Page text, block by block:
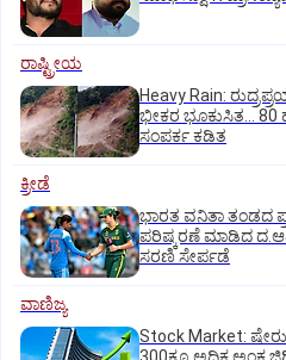
ರಾಷ್ಟ್ರೀಯ
Heavy Rain:
ಭೀಕರ ಭೂಕುಸಿತ... 80
ಸಂಪರ್ಕ ಕಡಿತ
ಕ್ರೀಡೆ
ಭಾರತ ವನಿತಾ ತಂಡದ
ಪರಿಷ್ಕರಣೆ ಮಾಡಿದ
ಸರಣಿ ಸೇರ್ಪಡೆ
ವಾಣಿಜ್ಯ
Stock Market: